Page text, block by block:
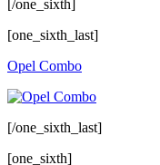
[/one_sixth]
[one_sixth_last]
Opel Combo
[/one_sixth_last]
[one_sixth]